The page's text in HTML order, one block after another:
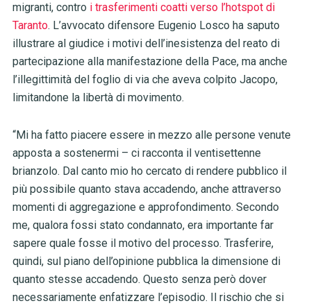
migranti, contro i trasferimenti coatti verso l’hotspot di
Taranto. L’avvocato difensore Eugenio Losco ha saputo
illustrare al giudice i motivi dell’inesistenza del reato di
partecipazione alla manifestazione della Pace, ma anche
l’illegittimità del foglio di via che aveva colpito Jacopo,
limitandone la libertà di movimento.
“Mi ha fatto piacere essere in mezzo alle persone venute
apposta a sostenermi – ci racconta il ventisettenne
brianzolo. Dal canto mio ho cercato di rendere pubblico il
più possibile quanto stava accadendo, anche attraverso
momenti di aggregazione e approfondimento. Secondo
me, qualora fossi stato condannato, era importante far
sapere quale fosse il motivo del processo. Trasferire,
quindi, sul piano dell’opinione pubblica la dimensione di
quanto stesse accadendo. Questo senza però dover
necessariamente enfatizzare l’episodio. Il rischio che si